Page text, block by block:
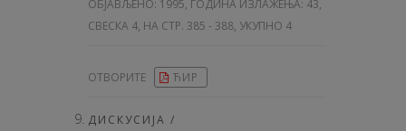
ОБЈАВЉЕНО: 1995, ГОДИНА ИЗЛАЖЕЊА: 43,
СВЕСКА 4, НА СТР. 385 - 388, УКУПНО 4
ОТВОРИТЕ ЋИР
ДИСКУСИЈА /